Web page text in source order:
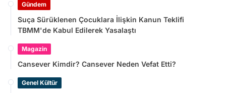
Gündem
Suça Sürüklenen Çocuklara İlişkin Kanun Teklifi
TBMM'de Kabul Edilerek Yasalaştı
Magazin
Cansever Kimdir? Cansever Neden Vefat Etti?
Genel Kültür